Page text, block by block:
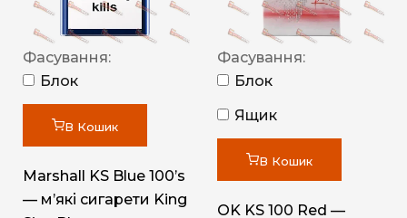
Фасування:
Блок
В Кошик
Marshall KS Blue 100’s
— м’які сигарети King
Фасування:
Блок
Ящик
В Кошик
OK KS 100 Red —